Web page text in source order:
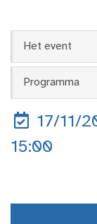
Het event
Programma
17/11/
15:00